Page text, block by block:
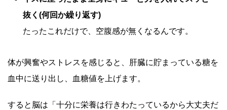
抜く(何回か繰り返す)
たったこれだけで、空腹感が無くなるんです。
体が興奮やストレスを感じると、肝臓に貯まっている糖を
血中に送り出し、血糖値を上げます。
すると脳は「十分に栄養は行きわたっているから大丈夫だ